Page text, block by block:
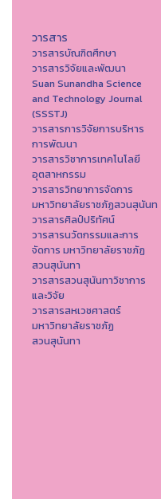
วารสาร
วารสารบัณฑิตศึกษา
วารสารวิจัยและพัฒนา
Suan Sunandha Science
and Technology Journal
(SSSTJ)
วารสารการวิจัยการบริหาร
การพัฒนา
วารสารวิชาการเทคโนโลยี
อุตสาหกรรม
วารสารวิทยาการจัดการ
มหาวิทยาลัยราชภัฏสวนสุนันท
วารสารศิลป์ปริทัศน์
วารสารนวัตกรรมและการ
จัดการ มหาวิทยาลัยราชภัฏ
สวนสุนันทา
วารสารสวนสุนันทาวิชาการ
และวิจัย
วารสารสหเวชศาสตร์
มหาวิทยาลัยราชภัฏ
สวนสุนันทา